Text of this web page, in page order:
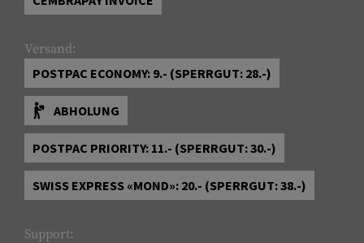
Versand:
POSTPAC ECONOMY: 9.- (SPERRGUT: 28.-)
ABHOLUNG
POSTPAC PRIORITY: 11.- (SPERRGUT: 30.-)
SWISS EXPRESS «MOND»: 20.- (SPERRGUT: 38.-)
Support: